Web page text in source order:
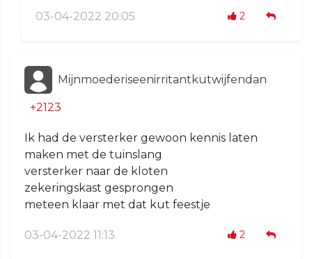
03-04-2022 20:05 2
Mijnmoederiseenirritantkutwijfendan
+2123
Ik had de versterker gewoon kennis laten
maken met de tuinslang
versterker naar de kloten
zekeringskast gesprongen
meteen klaar met dat kut feestje
03-04-2022 11:13 2